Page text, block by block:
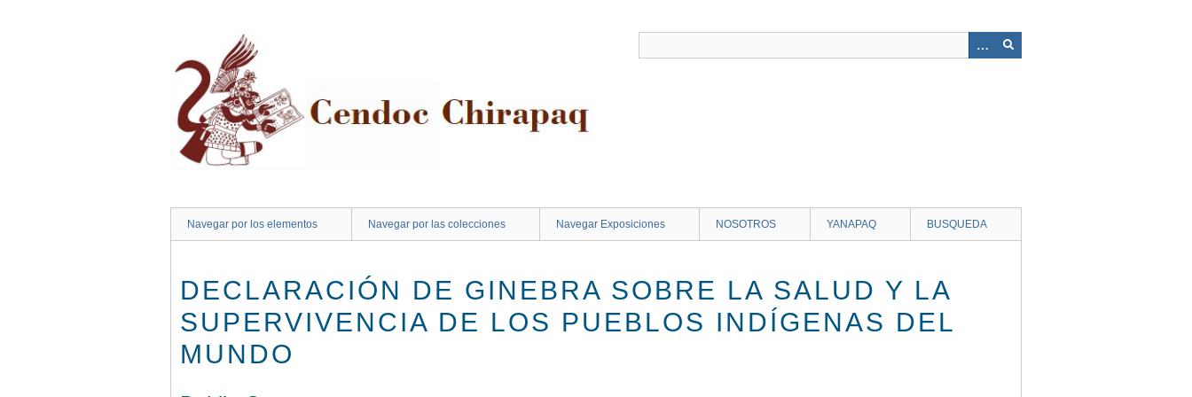
Navegar por los elementos Navegar por las colecciones Navegar Exposiciones NOSOTROS YANAPAQ BUSQUEDA
DECLARACIÓN DE GINEBRA SOBRE LA SALUD Y LA
SUPERVIVENCIA DE LOS PUEBLOS INDÍGENAS DEL
MUNDO